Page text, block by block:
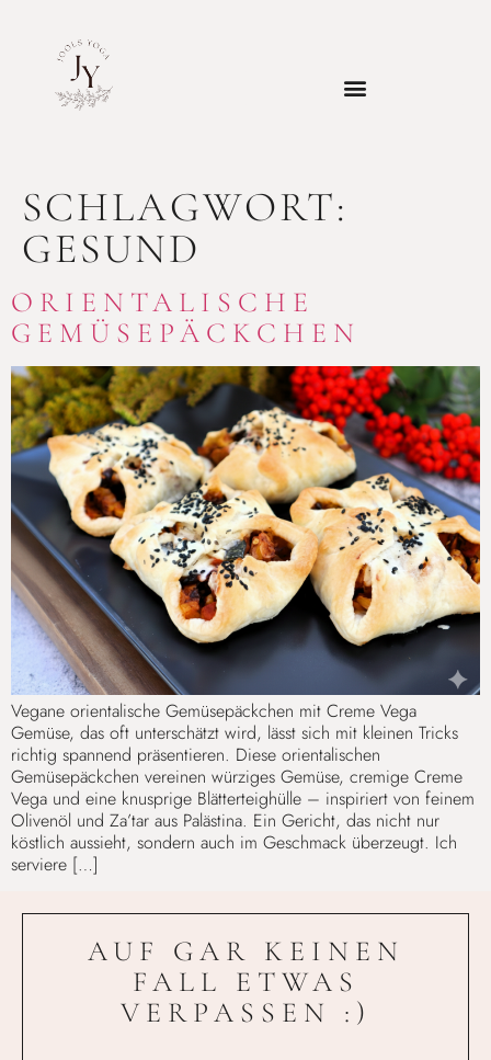
SCHLAGWORT:
GESUND
ORIENTALISCHE
GEMÜSEPÄCKCHEN
Vegane orientalische Gemüsepäckchen mit Creme Vega
Gemüse, das oft unterschätzt wird, lässt sich mit kleinen Tricks
richtig spannend präsentieren. Diese orientalischen
Gemüsepäckchen vereinen würziges Gemüse, cremige Creme
Vega und eine knusprige Blätterteighülle – inspiriert von feinem
Olivenöl und Za’tar aus Palästina. Ein Gericht, das nicht nur
köstlich aussieht, sondern auch im Geschmack überzeugt. Ich
serviere […]
AUF GAR KEINEN
FALL ETWAS
VERPASSEN :)